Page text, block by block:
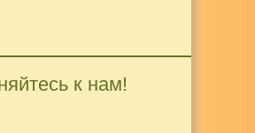
к нам!